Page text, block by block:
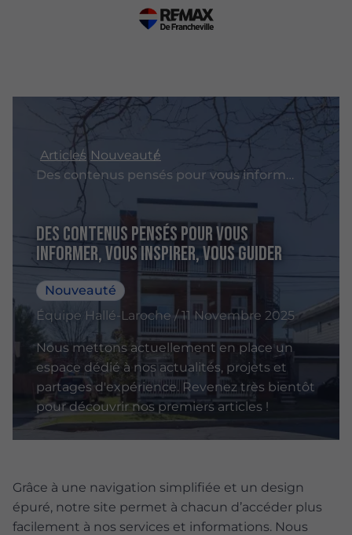
Articles Nouveauté
Des contenus pensés pour vous informer, vous inspirer, vous guider
Des contenus pensés pour vous
informer, vous inspirer, vous guider
Nouveauté
Équipe Hallé-Laroche / 11 Novembre 2025
Nous mettons actuellement en place un
espace dédié à nos actualités, projets et
partages d'expérience. Revenez très bientôt
pour découvrir nos premiers articles !
Grâce à une navigation simplifiée et un design
épuré, notre site permet à chacun d’accéder plus
facilement à nos services et informations. Nous